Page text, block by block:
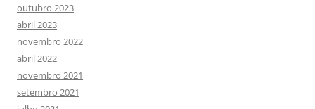
outubro 2023
abril 2023
novembro 2022
abril 2022
novembro 2021
setembro 2021